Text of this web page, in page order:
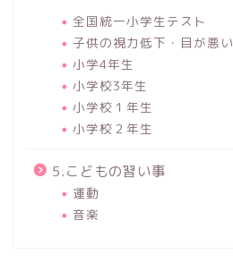
全国統一小学生テスト
子供の視力低下・目が悪い
小学4年生
小学校3年生
小学校１年生
小学校２年生
5.こどもの習い事
運動
音楽